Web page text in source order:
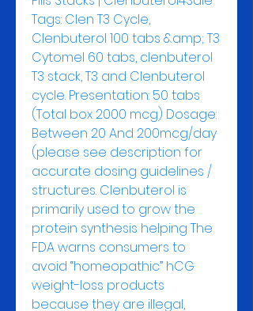
Tags: Clen T3 Cycle,
Clenbuterol 100 tabs &amp; T3
Cytomel 60 tabs, clenbuterol
T3 stack, T3 and Clenbuterol
cycle. Presentation: 50 tabs
(Total box 2000 mcg) Dosage:
Between 20 And 200mcg/day
(please see description for
accurate dosing guidelines /
structures. Clenbuterol is
primarily used to grow the
protein synthesis helping The
FDA warns consumers to
avoid “homeopathic” hCG
weight-loss products
because they are illegal,